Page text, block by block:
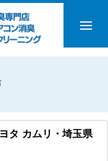
タ カムリ・埼玉県